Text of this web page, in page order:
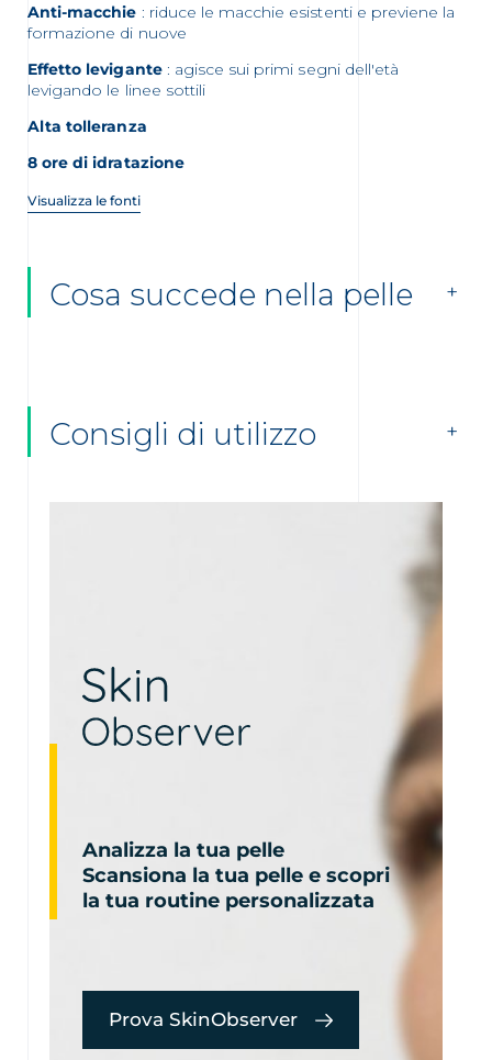
Anti-macchie : riduce le macchie esistenti e previene la
formazione di nuove
Effetto levigante: agisce sui primi segni dell'età
levigando le linee sottili
Alta tolleranza
8 ore di idratazione
Visualizza le fonti
Cosa succede nella pelle
Consigli di utilizzo
Analizza la tua pelle
Scansiona la tua pelle e scopri
la tua routine personalizzata
Prova SkinObserver